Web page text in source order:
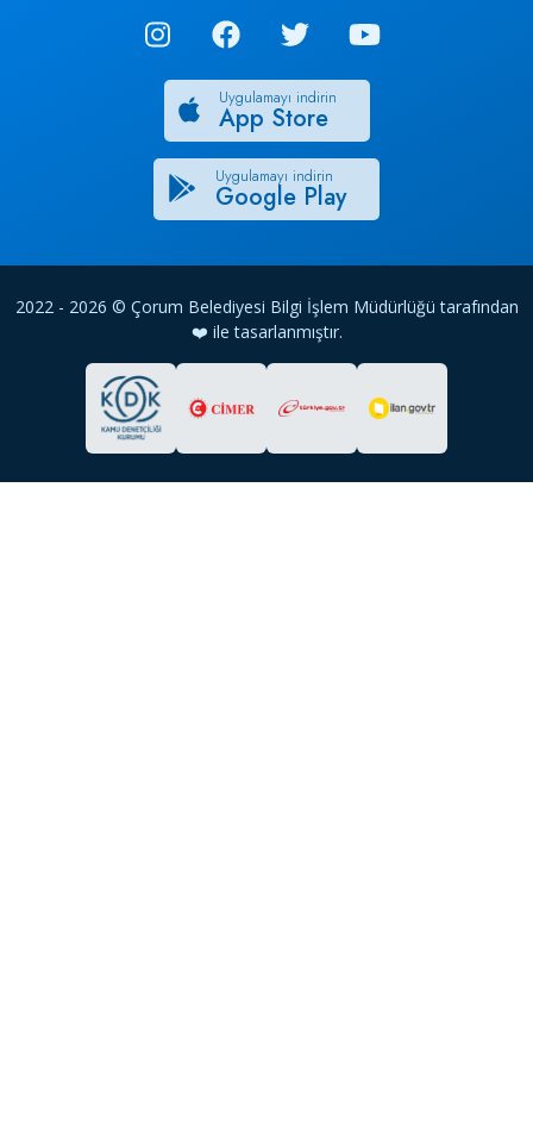
Uygulamayı indirin
App Store
Uygulamayı indirin
Google Play
2022 - 2026 © Çorum Belediyesi Bilgi İşlem Müdürlüğü tarafından
❤️ ile tasarlanmıştır.